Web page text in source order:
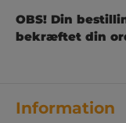
OBS! Din
bekræftet din
Information